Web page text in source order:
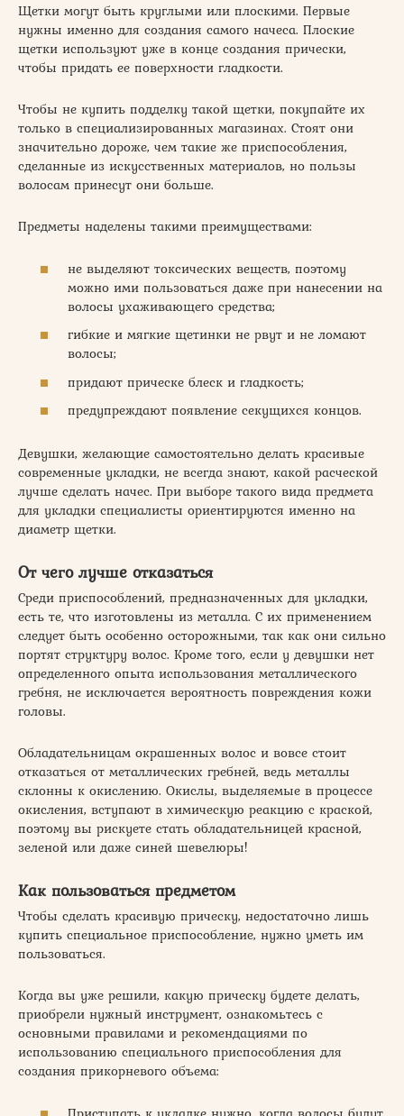
Щетки могут быть круглыми или плоскими. Первые
нужны именно для создания самого начеса. Плоские
щетки используют уже в конце создания прически,
чтобы придать ее поверхности гладкости.
Чтобы не купить подделку такой щетки, покупайте их
только в специализированных магазинах. Стоят они
значительно дороже, чем такие же приспособления,
сделанные из искусственных материалов, но пользы
волосам принесут они больше.
Предметы наделены такими преимуществами:
не выделяют токсических веществ, поэтому
можно ими пользоваться даже при нанесении на
волосы ухаживающего средства;
гибкие и мягкие щетинки не рвут и не ломают
волосы;
придают прическе блеск и гладкость;
предупреждают появление секущихся концов.
Девушки, желающие самостоятельно делать красивые
современные укладки, не всегда знают, какой расческой
лучше сделать начес. При выборе такого вида предмета
для укладки специалисты ориентируются именно на
диаметр щетки.
От чего лучше отказаться
Среди приспособлений, предназначенных для укладки,
есть те, что изготовлены из металла. С их применением
следует быть особенно осторожными, так как они сильно
портят структуру волос. Кроме того, если у девушки нет
определенного опыта использования металлического
гребня, не исключается вероятность повреждения кожи
головы.
Обладательницам окрашенных волос и вовсе стоит
отказаться от металлических гребней, ведь металлы
склонны к окислению. Окислы, выделяемые в процессе
окисления, вступают в химическую реакцию с краской,
поэтому вы рискуете стать обладательницей красной,
зеленой или даже синей шевелюры!
Как пользоваться предметом
Чтобы сделать красивую прическу, недостаточно лишь
купить специальное приспособление, нужно уметь им
пользоваться.
Когда вы уже решили, какую прическу будете делать,
приобрели нужный инструмент, ознакомьтесь с
основными правилами и рекомендациями по
использованию специального приспособления для
создания прикорневого объема: